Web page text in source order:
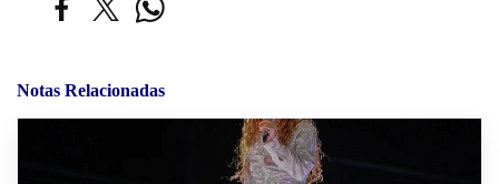
Notas Relacionadas